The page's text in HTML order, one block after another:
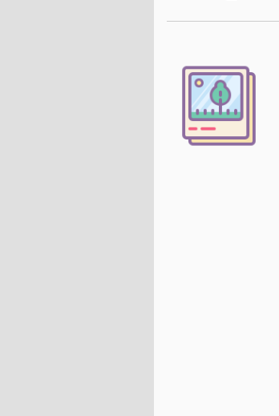
Tags
標籤